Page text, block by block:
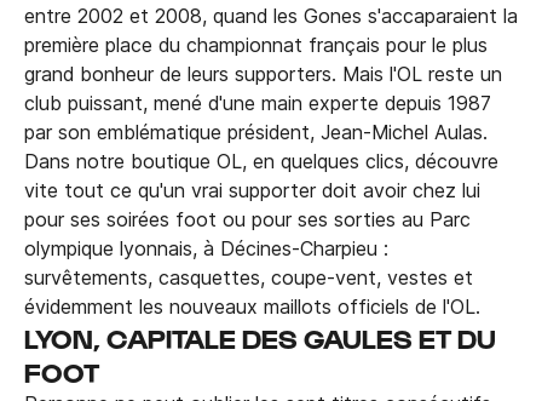
entre 2002 et 2008, quand les Gones s'accaparaient la
première place du championnat français pour le plus
grand bonheur de leurs supporters. Mais l'OL reste un
club puissant, mené d'une main experte depuis 1987
par son emblématique président, Jean-Michel Aulas.
Dans notre boutique OL, en quelques clics, découvre
vite tout ce qu'un vrai supporter doit avoir chez lui
pour ses soirées foot ou pour ses sorties au Parc
olympique lyonnais, à Décines-Charpieu :
survêtements, casquettes, coupe-vent, vestes et
évidemment les nouveaux maillots officiels de l'OL.
LYON, CAPITALE DES GAULES ET DU
FOOT